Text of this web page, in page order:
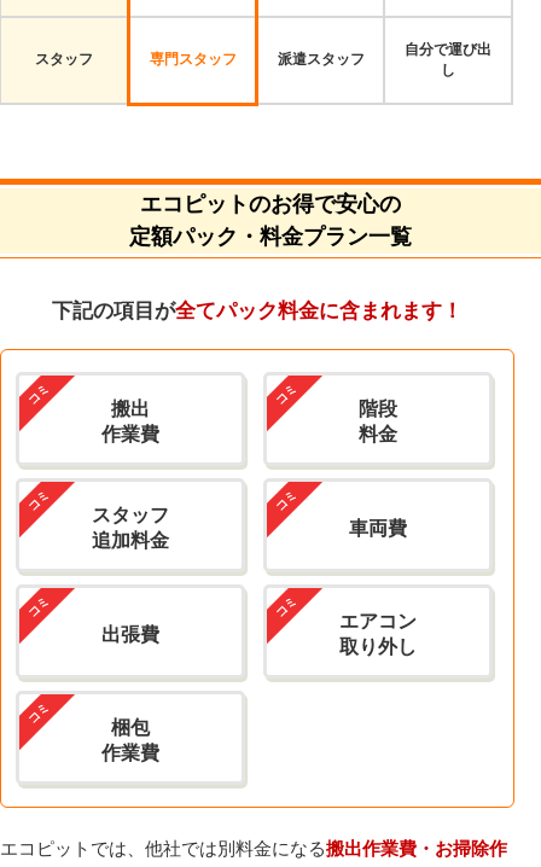
スタッフ 専門スタッフ 派遣スタッフ
自分で運び出
し
エコピットのお得で安心の
定額パック・料金プラン一覧
下記の項目が全てパック料金に含まれます！
搬出
作業費
階段
料金
スタッフ
追加料金
車両費
出張費
エアコン
取り外し
梱包
作業費
エコピットでは、他社では別料金になる搬出作業費・お掃除作